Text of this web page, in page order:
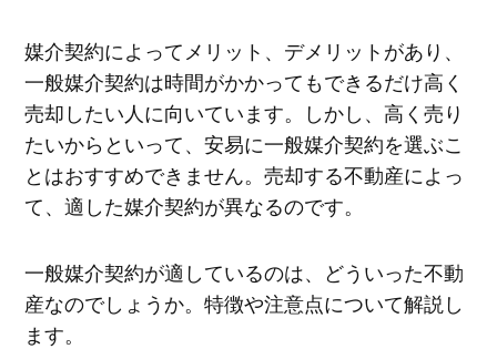
媒介契約によってメリット、デメリットがあり、
一般媒介契約は時間がかかってもできるだけ高く
売却したい人に向いています。しかし、高く売り
たいからといって、安易に一般媒介契約を選ぶこ
とはおすすめできません。売却する不動産によっ
て、適した媒介契約が異なるのです。
一般媒介契約が適しているのは、どういった不動
産なのでしょうか。特徴や注意点について解説し
ます。